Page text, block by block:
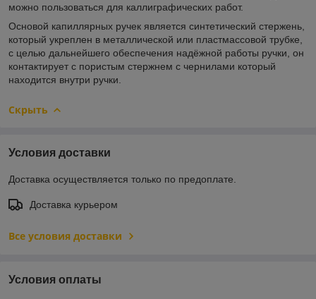
можно пользоваться для каллиграфических работ.
Основой капиллярных ручек является синтетический стержень,
который укреплен в металлической или пластмассовой трубке,
с целью дальнейшего обеспечения надёжной работы ручки, он
контактирует с пористым стержнем с чернилами который
находится внутри ручки.
Скрыть
Условия доставки
Доставка осуществляется только по предоплате.
Доставка курьером
Все условия доставки
Условия оплаты